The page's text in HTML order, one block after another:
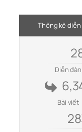
Thống kê diễn
Diễn đàn
Bài viết